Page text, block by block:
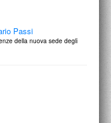
Passi
della nuova sede degli